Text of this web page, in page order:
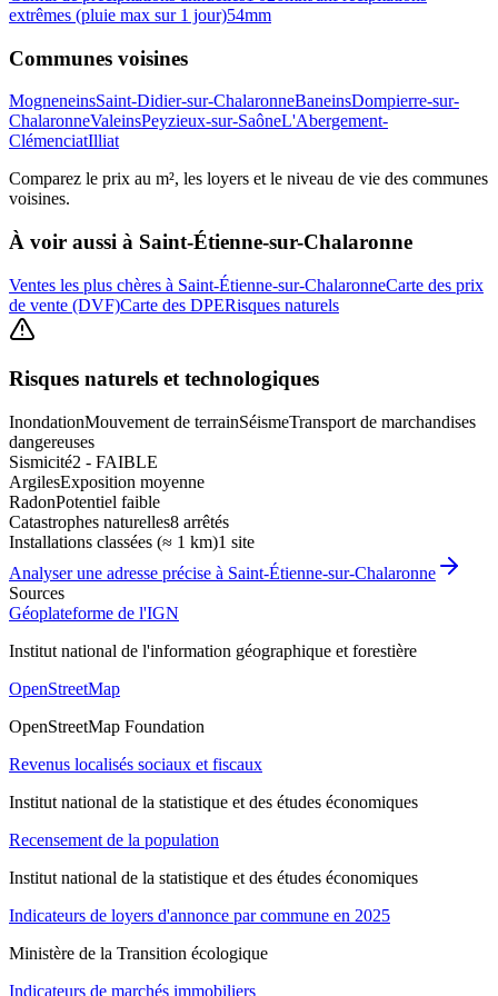
extrêmes (pluie max sur 1 jour)54mm
Communes voisines
MogneneinsSaint-Didier-sur-ChalaronneBaneinsDompierre-sur-
ChalaronneValeinsPeyzieux-sur-SaôneL'Abergement-
ClémenciatIlliat
Comparez le prix au m², les loyers et le niveau de vie des communes
voisines.
À voir aussi à Saint-Étienne-sur-Chalaronne
Ventes les plus chères à Saint-Étienne-sur-ChalaronneCarte des prix
de vente (DVF)Carte des DPERisques naturels
Risques naturels et technologiques
InondationMouvement de terrainSéismeTransport de marchandises
dangereuses
Sismicité2 - FAIBLE
ArgilesExposition moyenne
RadonPotentiel faible
Catastrophes naturelles8 arrêtés
Installations classées (≈ 1 km)1 site
Analyser une adresse précise à Saint-Étienne-sur-Chalaronne
Sources
Géoplateforme de l'IGN
Institut national de l'information géographique et forestière
OpenStreetMap
OpenStreetMap Foundation
Revenus localisés sociaux et fiscaux
Institut national de la statistique et des études économiques
Recensement de la population
Institut national de la statistique et des études économiques
Indicateurs de loyers d'annonce par commune en 2025
Ministère de la Transition écologique
Indicateurs de marchés immobiliers